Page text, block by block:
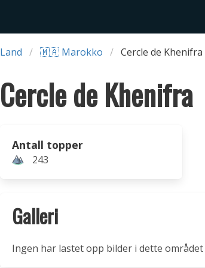
Land 🇲🇦 Marokko Cercle de Khenifra
Cercle de Khenifra
Antall topper
243
Galleri
Ingen har lastet opp bilder i dette området